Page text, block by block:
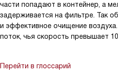
части попадают в контейнер, а
задерживается на фильтре. Так
и эффективное очищение
поток, чья скорость превышает
Перейти в глоссарий